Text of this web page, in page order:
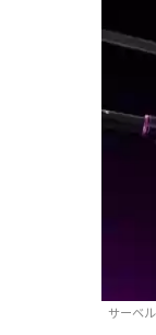
サーベ